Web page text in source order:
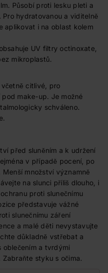
Působí proti lesku pleti a
hydratovanou a viditelně
aplikovat i na oblast kolem
UV filtry octinoxate,
mikroplastů.
citlivé, pro
make-up. Je možné
schváleno.
před sluněním a k udržení
v případě pocení, po
množství významně
na slunci příliš dlouho, i
proti slunečnímu
představuje vážné
slunečnímu záření
a malé děti nevystavujte
důkladně vstřebat a
oblečením a tvrdými
styku s očima.